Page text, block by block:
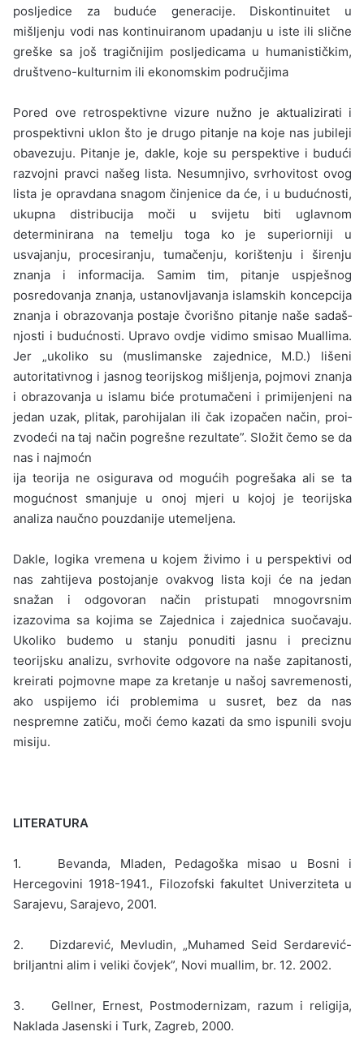
posljedice za buduće generacije. Diskontinuitet u
mišljenju vodi nas kontinuiranom upadanju u iste ili slične
greške sa još tragičnijim posljedicama u humanističkim,
društveno-kulturnim ili ekonomskim područjima
Pored ove retrospektivne vizure nužno je aktualizirati i
prospektivni uklon što je drugo pitanje na koje nas jubileji
obavezuju. Pitanje je, dakle, koje su perspektive i budući
razvojni pravci našeg lista. Nesumnjivo, svrhovitost ovog
lista je opravdana snagom činjenice da će, i u bu­dućnosti,
ukupna distribucija moči u svijetu biti uglavnom
determinirana na temelju toga ko je superiorniji u
usvajanju, procesiranju, tumače­nju, korištenju i širenju
znanja i informacija. Sa­mim tim, pitanje uspješnog
posredovanja znanja, ustanovljavanja islamskih koncepcija
znanja i obrazovanja postaje čvorišno pitanje naše sadaš­
njosti i budućnosti. Upravo ovdje vidimo smisao Muallima.
Jer „ukoliko su (muslimanske zajedni­ce, M.D.) lišeni
autoritativnog i jasnog teorijskog mišljenja, pojmovi znanja
i obrazovanja u islamu biće protumačeni i primijenjeni na
jedan uzak, plitak, parohijalan ili čak izopačen način, proi­
zvodeći na taj način pogrešne rezultate”. Složit čemo se da
nas i najmoćn
ija teorija ne osigurava od mogućih pogrešaka ali se ta
mogućnost sma­njuje u onoj mjeri u kojoj je teorijska
analiza na­učno pouzdanije utemeljena.
Dakle, logika vremena u kojem živimo i u perspektivi od
nas zahtijeva postojanje ovakvog lista koji će na jedan
snažan i odgovoran način pristupati mnogovrsnim
izazovima sa kojima se Zajednica i zajednica suočavaju.
Ukoliko bude­mo u stanju ponuditi jasnu i preciznu
teorijsku analizu, svrhovite odgovore na naše zapitanosti,
kreirati pojmovne mape za kretanje u našoj savremenosti,
ako uspijemo ići problemima u su­sret, bez da nas
nespremne zatiču, moči ćemo kazati da smo ispunili svoju
misiju.
LITERATURA
1. Bevanda, Mladen, Pedagoška misao u Bosni i
Hercegovini 1918-1941., Filozofski fakultet Univerzi­teta u
Sarajevu, Sarajevo, 2001.
2. Dizdarević, Mevludin, „Muhamed Seid Serdarević-
briljantni alim i veliki čovjek”, Novi muallim, br. 12. 2002.
3. Gellner, Ernest, Postmodernizam, razum i religija,
Naklada Jasenski i Turk, Zagreb, 2000.